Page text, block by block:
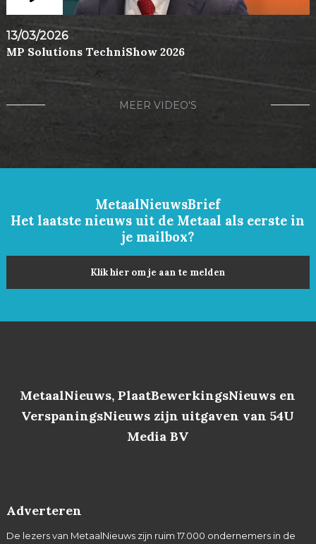
13/03/2026
MP Solutions TechniShow 2026
MEER VIDEO'S
MetaalNieuwsBrief
Het laatste nieuws uit de Metaal als eerste in
je mailbox?
Klik hier om je aan te melden
MetaalNieuws, PlaatBewerkingsNieuws en
VerspaningsNieuws zijn uitgaven van 54U
Media BV
Adverteren
De lezers van MetaalNieuws zijn ruim 17.000 ondernemers in de